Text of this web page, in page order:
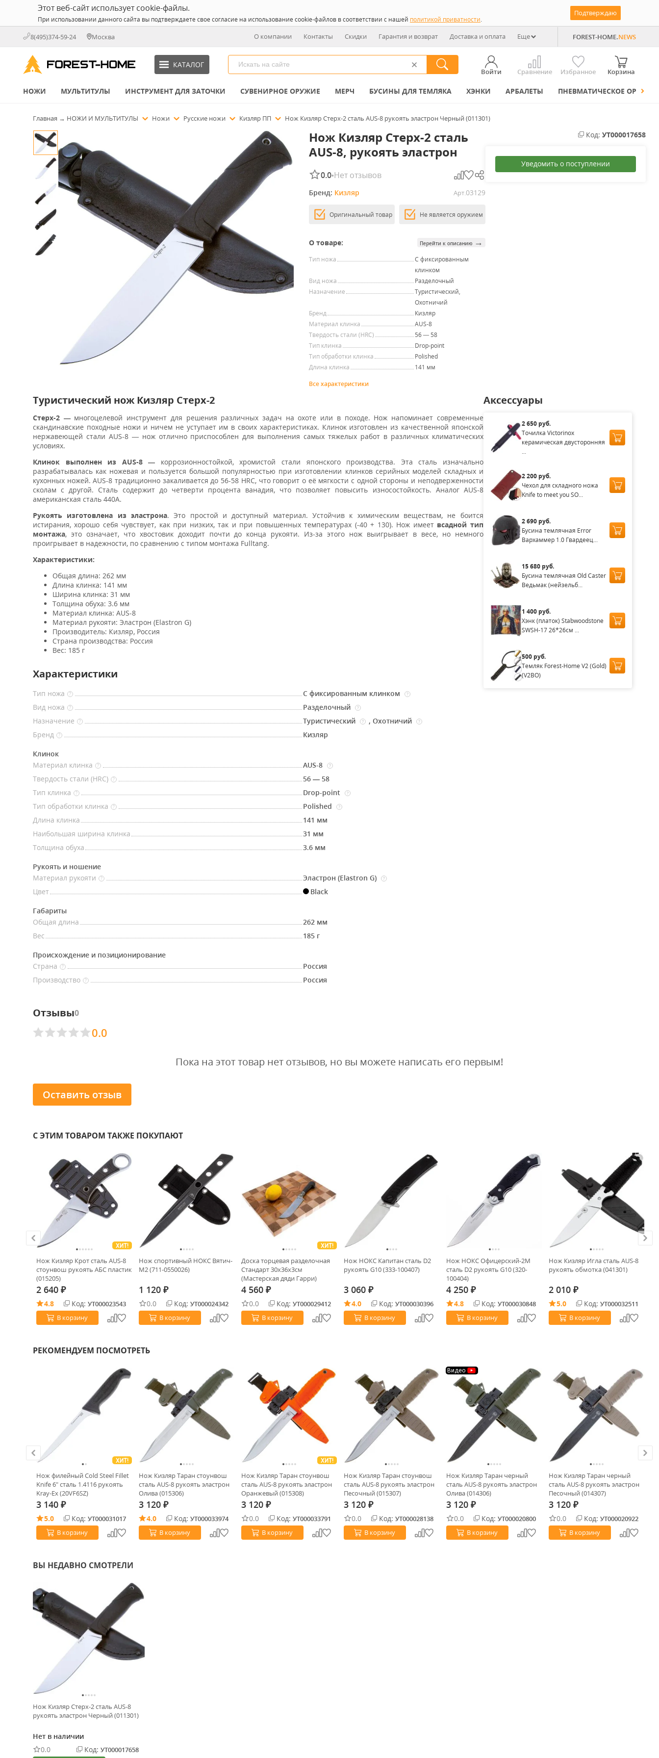
Этот веб-сайт использует cookie-файлы.
При использовании данного сайта вы подтверждаете свое согласие на использование cookie-файлов в соответствии с нашей политикой приватности.
Подтверждаю
8(495)374-59-24 Москва О компании Контакты Скидки Гарантия и возврат Доставка и оплата Еще FOREST-HOME.NEWS
КАТАЛОГ
Войти Сравнение Избранное Корзина
НОЖИ МУЛЬТИТУЛЫ ИНСТРУМЕНТ ДЛЯ ЗАТОЧКИ СУВЕНИРНОЕ ОРУЖИЕ МЕРЧ БУСИНЫ ДЛЯ ТЕМЛЯКА ХЭНКИ АРБАЛЕТЫ ПНЕВМАТИЧЕСКОЕ ОРУЖИЕ
Главная → НОЖИ И МУЛЬТИТУЛЫ Ножи Русские ножи Кизляр ПП Нож Кизляр Стерх-2 сталь AUS-8 рукоять эластрон Черный (011301)
Нож Кизляр Стерх-2 сталь
AUS-8, рукоять эластрон
0.0•Нет отзывов
Бренд: Кизляр Арт.03129
Оригинальный товар Не является оружием
О товаре: Перейти к описанию →
Тип ножа
С фиксированным
клинком
Вид ножа
Разделочный
Назначение
Туристический,
Охотничий
Бренд
Кизляр
Материал клинка
AUS-8
Твердость стали (HRC)
56 — 58
Тип клинка
Drop-point
Тип обработки клинка
Polished
Длина клинка
141 мм
Все характеристики
Код: УТ000017658
Уведомить о поступлении
Туристический нож Кизляр Стерх-2
Стерх-2 —многоцелевой инструмент для решения различных задач на охоте или в походе. Нож напоминает современные
скандинавские походные ножи и ничем не уступает им в своих характеристиках. Клинок изготовлен из качественной японской
нержавеющей стали AUS-8 — нож отлично приспособлен для выполнения самых тяжелых работ в различных климатических
условиях.
Клинок выполнен из AUS-8 — коррозионностойкой, хромистой стали японского производства. Эта сталь изначально
разрабатывалась как ножевая и пользуется большой популярностью при изготовлении клинков серийных моделей складных и
кухонных ножей. AUS-8 традиционно закаливается до 56-58 HRC, что говорит о её мягкости с одной стороны и неподверженности
сколам с другой. Сталь содержит до четверти процента ванадия, что позволяет повысить износостойкость. Аналог AUS-8
американская сталь 440A.
Рукоять изготовлена из эластрона. Это простой и доступный материал. Устойчив к химическим веществам, не боится
истирания, хорошо себя чувствует, как при низких, так и при повышенных температурах (-40 + 130). Нож имеет всадной тип
монтажа, это означает, что хвостовик доходит почти до конца рукояти. Из-за этого нож выигрывает в весе, но немного
проигрывает в надежности, по сравнению с типом монтажа Fulltang.
Характеристики:
Общая длина: 262 мм
Длина клинка: 141 мм
Ширина клинка: 31 мм
Толщина обуха: 3.6 мм
Материал клинка: AUS-8
Материал рукояти: Эластрон (Elastron G)
Производитель: Кизляр, Россия
Страна производства: Россия
Вес: 185 г
Характеристики
Тип ножа ? С фиксированным клинком ?
Вид ножа ? Разделочный ?
Назначение ? Туристический ? ,Охотничий ?
Бренд ? Кизляр
Клинок
Материал клинка
? AUS-8 ?
Твердость стали (HRC) ?
56 — 58
Тип клинка
? Drop-point ?
Тип обработки клинка ? Polished ?
Длина клинка
141 мм
Наибольшая ширина клинка
31 мм
Толщина обуха
3.6 мм
Рукоять и ношение
Материал рукояти
? Эластрон (Elastron G) ?
Цвет Black
Габариты
Общая длина
262 мм
Вес
185 г
Происхождение и позиционирование
Страна
?
Россия
Производство
? Россия
Аксессуары
2 650 руб.
Точилка Victorinox
керамическая двусторонняя
...
2 200 руб.
Чехол для складного ножа
Knife to meet you SO...
2 690 руб.
Бусина темлячная Error
Вархаммер 1.0 Гвардеец...
15 680 руб.
Бусина темлячная Old Caster
Ведьмак (нейзельб...
1 400 руб.
Хэнк (платок) Stabwoodstone
SWSH-17 26*26см ...
500 руб.
Темляк Forest-Home V2 (Gold)
(V2BO)
Отзывы0
0.0
Пока на этот товар нет отзывов, но вы можете написать его первым!
Оставить отзыв
С ЭТИМ ТОВАРОМ ТАКЖЕ ПОКУПАЮТ
ХИТ!
Нож Кизляр Крот сталь AUS-8
стоунвош рукоять АБС пластик
(015205)
2 640 ₽
4.8 Код: УТ000023543
В корзину
Нож спортивный НОКС Вятич-
М2 (711-0550026)
1 120 ₽
0.0 Код: УТ000024342
В корзину
ХИТ!
Доска торцевая разделочная
Стандарт 30х36х3см
(Мастерская дяди Гарри)
4 560 ₽
0.0 Код: УТ000029412
В корзину
Нож НОКС Капитан сталь D2
рукоять G10 (333-100407)
3 060 ₽
4.0 Код: УТ000030396
В корзину
Нож НОКС Офицерский-2М
сталь D2 рукоять G10 (320-
100404)
4 250 ₽
4.8 Код: УТ000030848
В корзину
Нож Кизляр Игла сталь AUS-8
рукоять обмотка (041301)
2 010 ₽
5.0 Код: УТ000032511
В корзину
РЕКОМЕНДУЕМ ПОСМОТРЕТЬ
ХИТ!
Нож филейный Cold Steel Fillet
Knife 6" cталь 1.4116 рукоять
Kray-Ex (20VF6SZ)
3 140 ₽
5.0 Код: УТ000031017
В корзину
Нож Кизляр Таран стоунвош
сталь AUS-8 рукоять эластрон
Олива (015306)
3 120 ₽
4.0 Код: УТ000033974
В корзину
ХИТ!
Нож Кизляр Таран стоунвош
сталь AUS-8 рукоять эластрон
Оранжевый (015308)
3 120 ₽
0.0 Код: УТ000033791
В корзину
Нож Кизляр Таран стоунвош
сталь AUS-8 рукоять эластрон
Песочный (015307)
3 120 ₽
0.0 Код: УТ000028138
В корзину
Видео
Нож Кизляр Таран черный
сталь AUS-8 рукоять эластрон
Олива (014306)
3 120 ₽
0.0 Код: УТ000020800
В корзину
Нож Кизляр Таран черный
сталь AUS-8 рукоять эластрон
Песочный (014307)
3 120 ₽
0.0 Код: УТ000020922
В корзину
ВЫ НЕДАВНО СМОТРЕЛИ
Нож Кизляр Стерх-2 сталь AUS-8
рукоять эластрон Черный (011301)
Нет в наличии
0.0
Код: УТ000017658